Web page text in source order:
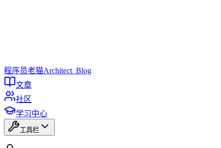
程序员老猫Architect_Blog
文章
社区
学习中心
工具栏